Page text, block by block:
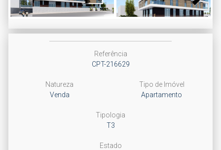
Next
Referência
CPT-216629
Natureza
Venda
Tipo de Imóvel
Apartamento
Tipologia
T3
Estado